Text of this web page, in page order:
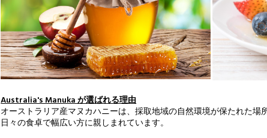
Australia's Manuka が選ばれる理由
オーストラリア産マヌカハニーは、採取地域の自然環境が保たれた場
日々の食卓で幅広い方に親しまれています。